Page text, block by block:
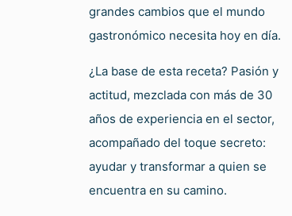
grandes cambios que el mundo
gastronómico necesita hoy en día.
¿La base de esta receta? Pasión y
actitud, mezclada con más de 30
años de experiencia en el sector,
acompañado del toque secreto:
ayudar y transformar a quien se
encuentra en su camino.